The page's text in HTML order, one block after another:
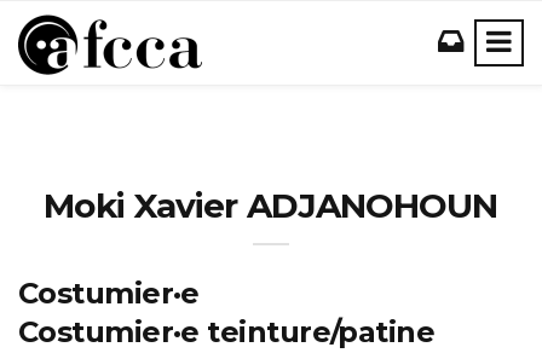
Moki Xavier ADJANOHOUN
Costumier·e
Costumier·e teinture/patine